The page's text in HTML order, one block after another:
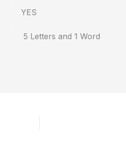
YES
5 Letters and 1 Word